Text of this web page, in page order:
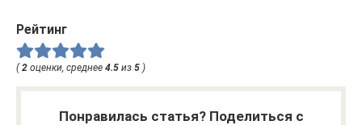
Рейтинг
(2 оценки, среднее 4.5 из 5 )
Понравилась статья? Поделиться с